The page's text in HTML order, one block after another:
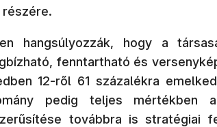
hangsúlyozzák, hogy a
fenntartható és
12-ről 61 százalékra
pedig teljes mértékben
továbbra is stratégiai